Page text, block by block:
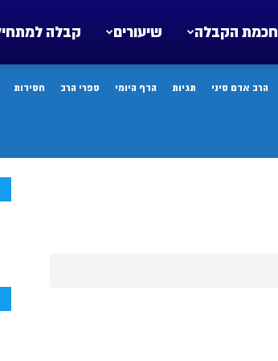
קבלה שיעורים חכמת הקבלה
הרב אדם סיני תגיות הדף היומי ספרי הרב חסידות